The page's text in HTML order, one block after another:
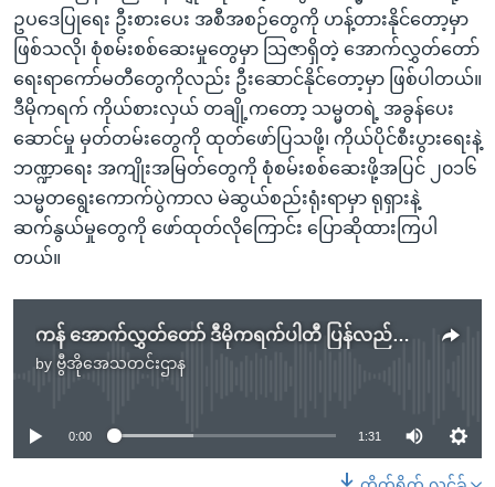
ဥပဒေပြုရေး ဦးစားပေး အစီအစဉ်တွေကို ဟန့်တားနိုင်တော့မှာ
ဖြစ်သလို၊ စုံစမ်းစစ်ဆေးမှုတွေမှာ သြဇာရှိတဲ့ အောက်လွှတ်တော်
ရေးရာကော်မတီတွေကိုလည်း ဦးဆောင်နိုင်တော့မှာ ဖြစ်ပါတယ်။
ဒီမိုကရက် ကိုယ်စားလှယ် တချို့ကတော့ သမ္မတရဲ့ အခွန်ပေး
ဆောင်မှု မှတ်တမ်းတွေကို ထုတ်ဖော်ပြသဖို့၊ ကိုယ်ပိုင်စီးပွားရေးနဲ့
ဘဏ္ဍာရေး အကျိုးအမြတ်တွေကို စုံစမ်းစစ်ဆေးဖို့အပြင် ၂၀၁၆
သမ္မတရွေးကောက်ပွဲကာလ မဲဆွယ်စည်းရုံးရာမှာ ရုရှားနဲ့
ဆက်နွယ်မှုတွေကို ဖော်ထုတ်လိုကြောင်း ပြောဆိုထားကြပါ
တယ်။
ကန် အောက်လွှတ်တော် ဒီမိုကရက်ပါတီ ပြန်လည်ထိန်းချုပ်
by ဗွီအိုအေသတင်းဌာန
No media source currently available
0:00 1:31